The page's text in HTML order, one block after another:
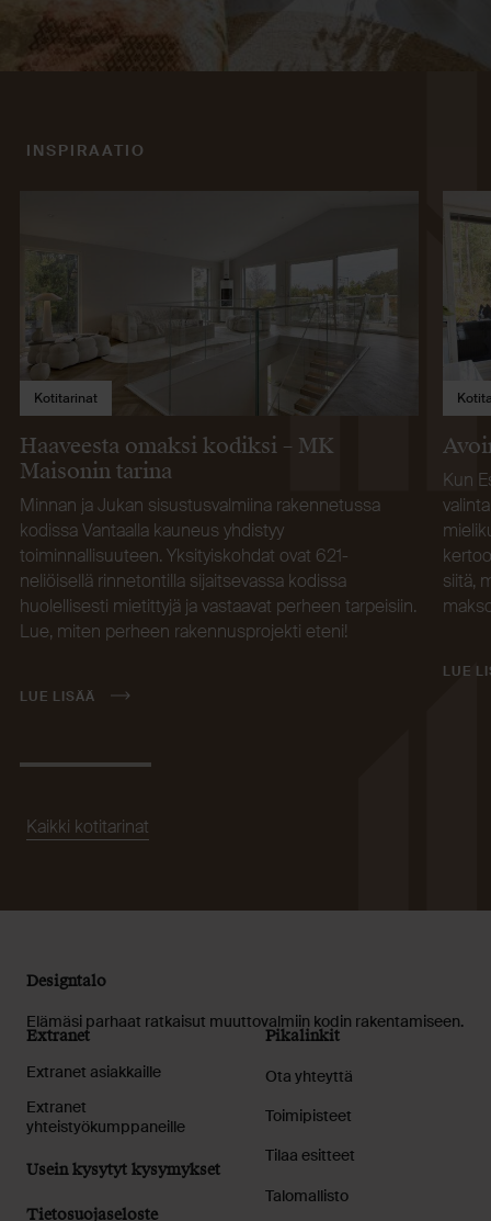
INSPIRAATIO
Kotitarinat
Haaveesta omaksi kodiksi – MK
Maisonin tarina
Minnan ja Jukan sisustusvalmiina rakennetussa
kodissa Vantaalla kauneus yhdistyy
toiminnallisuuteen. Yksityiskohdat ovat 621-
neliöisellä rinnetontilla sijaitsevassa kodissa
huolellisesti mietittyjä ja vastaavat perheen tarpeisiin.
Lue, miten perheen rakennusprojekti eteni!
LUE LISÄÄ
Kun
siitä,
LUE
Kaikki kotitarinat
Designtalo
Elämäsi parhaat ratkaisut muuttovalmiin kodin rakentamiseen.
Extranet
Extranet asiakkaille
Extranet
yhteistyökumppaneille
Usein kysytyt kysymykset
Tietosuojaseloste
Pikalinkit
Ota yhteyttä
Toimipisteet
Tilaa esitteet
Talomallisto